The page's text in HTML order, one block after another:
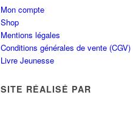
Mon compte
Shop
Mentions légales
Conditions générales de vente (CGV)
Livre Jeunesse
SITE RÉALISÉ PAR